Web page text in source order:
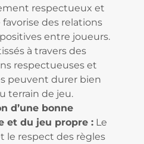
respectueux et
des relations
entre joueurs.
à travers des
respectueuses et
peuvent durer bien
terrain de jeu.
d’une bonne
et du jeu propre : Le
le respect des règles